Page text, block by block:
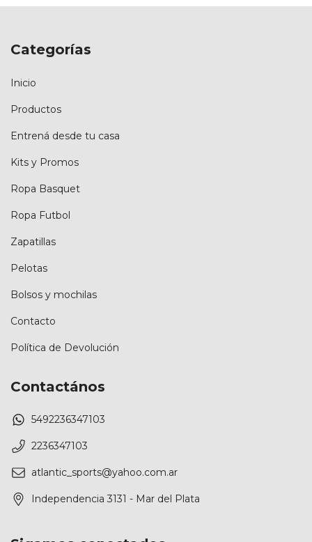
Categorías
Inicio
Productos
Entrená desde tu casa
Kits y Promos
Ropa Basquet
Ropa Futbol
Zapatillas
Pelotas
Bolsos y mochilas
Contacto
Política de Devolución
Contactános
5492236347103
2236347103
atlantic_sports@yahoo.com.ar
Independencia 3131 - Mar del Plata